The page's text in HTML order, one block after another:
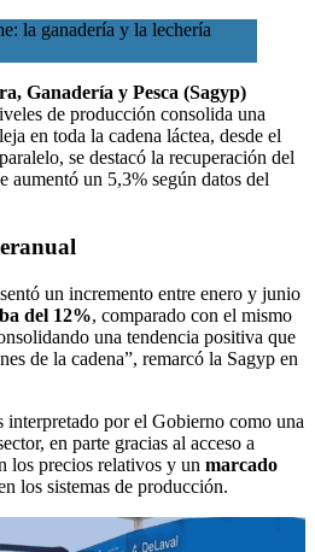
la ganadería y la lechería
Ganadería y Pesca (Sagyp)
de producción consolida una
en toda la cadena láctea, desde el
se destacó la recuperación del
aumentó un 5,3% según datos del
un incremento entre enero y junio
del 12%, comparado con el mismo
una tendencia positiva que
de la cadena”, remarcó la Sagyp en
interpretado por el Gobierno como una
en parte gracias al acceso a
los precios relativos y un marcado
los sistemas de producción.